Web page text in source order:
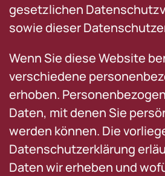
gesetzlichen
sowie dieser
Wenn Sie diese Website
verschiedene
erhoben.
Daten, mit denen Sie
werden können. Die
Datenschutzerklärung
Daten wir erheben und